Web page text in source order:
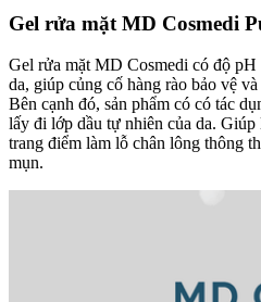
Gel rửa mặt MD Cosmedi
Gel rửa mặt MD Cosmedi có độ
da, giúp củng cố hàng rào bảo vệ
Bên cạnh đó, sản phẩm có có tác
lấy đi lớp dầu tự nhiên của da.
trang điểm làm lỗ chân lông thông
mụn.